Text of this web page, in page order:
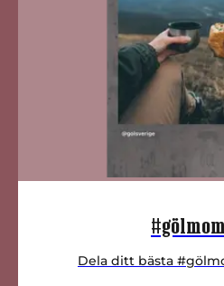
Dela ditt bästa